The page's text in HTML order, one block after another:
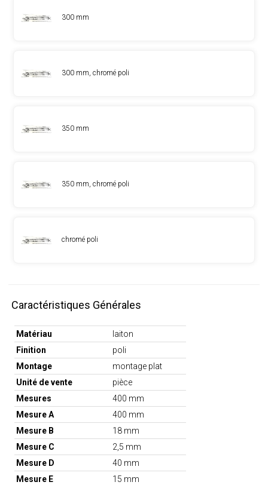
300 mm
300 mm, chromé poli
350 mm
350 mm, chromé poli
chromé poli
Caractéristiques Générales
Matériau
laiton
Finition
poli
Montage
montage plat
Unité de vente
pièce
Mesures
400 mm
Mesure A
400 mm
Mesure B
18 mm
Mesure C
2,5 mm
Mesure D
40 mm
Mesure E
15 mm